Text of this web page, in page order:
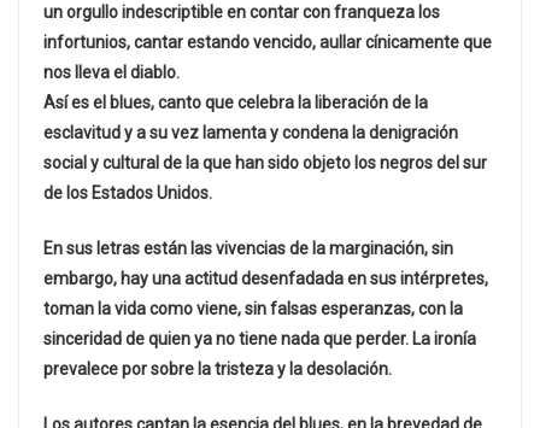
un orgullo indescriptible en contar con franqueza los
infortunios, cantar estando vencido, aullar cínicamente que
nos lleva el diablo.
Así es el blues, canto que celebra la liberación de la
esclavitud y a su vez lamenta y condena la denigración
social y cultural de la que han sido objeto los negros del sur
de los Estados Unidos.
En sus letras están las vivencias de la marginación, sin
embargo, hay una actitud desenfadada en sus intérpretes,
toman la vida como viene, sin falsas esperanzas, con la
sinceridad de quien ya no tiene nada que perder. La ironía
prevalece por sobre la tristeza y la desolación.